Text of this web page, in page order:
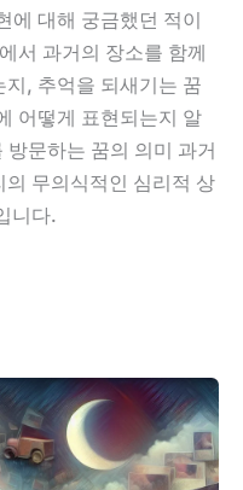
에 대해 궁금했던 적이
서 과거의 장소를 함께
, 추억을 되새기는 꿈
어떻게 표현되는지 알
문하는 꿈의 의미 과거
무의식적인 심리적 상
니다.